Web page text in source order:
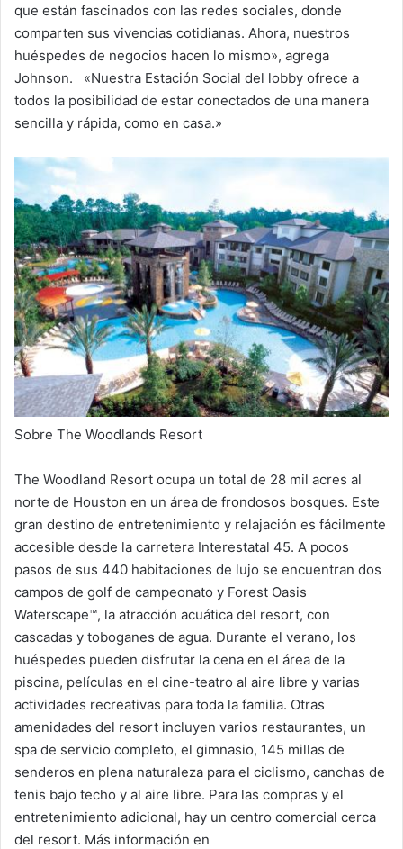
que están fascinados con las redes sociales, donde
comparten sus vivencias cotidianas. Ahora, nuestros
huéspedes de negocios hacen lo mismo», agrega
Johnson. «Nuestra Estación Social del lobby ofrece a
todos la posibilidad de estar conectados de una manera
sencilla y rápida, como en casa.»
Sobre The Woodlands Resort
The Woodland Resort ocupa un total de 28 mil acres al
norte de Houston en un área de frondosos bosques. Este
gran destino de entretenimiento y relajación es fácilmente
accesible desde la carretera Interestatal 45. A pocos
pasos de sus 440 habitaciones de lujo se encuentran dos
campos de golf de campeonato y Forest Oasis
Waterscape™, la atracción acuática del resort, con
cascadas y toboganes de agua. Durante el verano, los
huéspedes pueden disfrutar la cena en el área de la
piscina, películas en el cine-teatro al aire libre y varias
actividades recreativas para toda la familia. Otras
amenidades del resort incluyen varios restaurantes, un
spa de servicio completo, el gimnasio, 145 millas de
senderos en plena naturaleza para el ciclismo, canchas de
tenis bajo techo y al aire libre. Para las compras y el
entretenimiento adicional, hay un centro comercial cerca
del resort. Más información en